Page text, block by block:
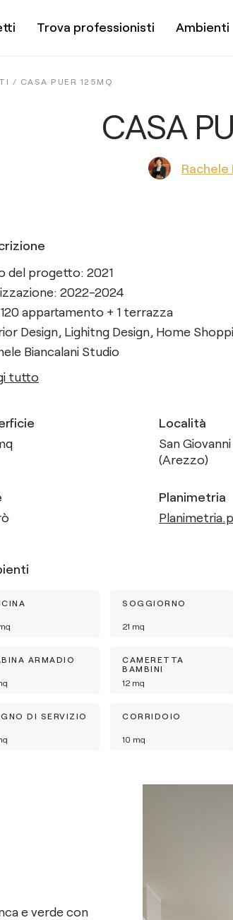
Trova professionisti Ambienti
/ CASA PUER 125MQ
CASA
Rachele
del progetto: 2021
2022-2024
appartamento + 1 terrazza
Design, Lighitng Design, Home
Biancalani Studio
tutto
Località
San
(Arezzo)
Planimetria
SOGGIORNO
21 mq
ARMADIO
CAMERETTA
BAMBINI
12 mq
DI SERVIZIO CORRIDOIO
10 mq
e verde con